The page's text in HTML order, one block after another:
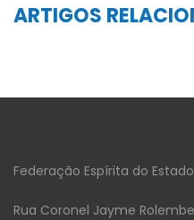
ARTIGOS
Federação Espírita do
Rua Coronel Jayme